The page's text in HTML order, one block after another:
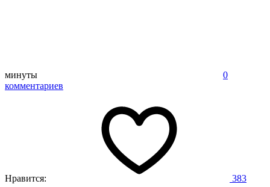
минуты
0
комментариев
Нравится: 383